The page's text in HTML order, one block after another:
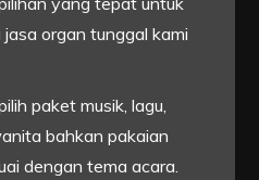
organ tunggal kami
paket musik, lagu,
bahkan pakaian
dengan tema acara.